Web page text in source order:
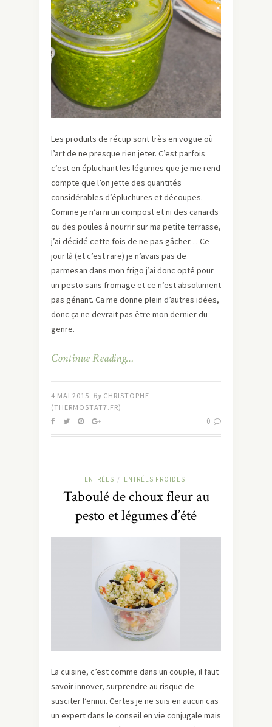
Les produits de récup sont très en vogue où
l’art de ne presque rien jeter. C’est parfois
c’est en épluchant les légumes que je me rend
compte que l’on jette des quantités
considérables d’épluchures et découpes.
Comme je n’ai ni un compost et ni des canards
ou des poules à nourrir sur ma petite terrasse,
j’ai décidé cette fois de ne pas gâcher… Ce
jour là (et c’est rare) je n’avais pas de
parmesan dans mon frigo j’ai donc opté pour
un pesto sans fromage et ce n’est absolument
pas génant. Ca me donne plein d’autres idées,
donc ça ne devrait pas être mon dernier du
genre.
Continue Reading…
4 MAI 2015 By CHRISTOPHE
(THERMOSTAT7.FR)
0
ENTRÉES / ENTRÉES FROIDES
Taboulé de choux fleur au
pesto et légumes d’été
La cuisine, c’est comme dans un couple, il faut
savoir innover, surprendre au risque de
susciter l’ennui. Certes je ne suis en aucun cas
un expert dans le conseil en vie conjugale mais